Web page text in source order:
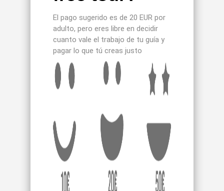
El pago sugerido es de 20 EUR por
adulto, pero eres libre en decidir
cuanto vale el trabajo de tu guía y
pagar lo que tú creas justo